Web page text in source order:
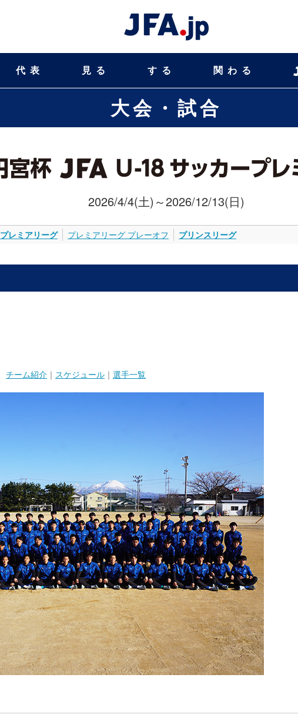
代表 見る する 関わる
大会・試合
2026/4/4(土)～2026/12/13(日)
プレミアリーグ プレミアリーグ プレーオフ プリンスリーグ
チーム紹介 ｜ スケジュール ｜ 選手一覧